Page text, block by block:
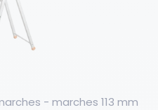
- marches 113 mm